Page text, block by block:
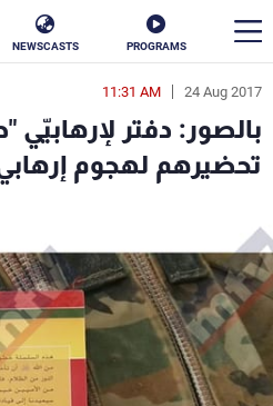
PROGRAMS
NEWSCASTS
24 Aug 2017
11:31 AM
بالصور: دفتر
تحضيرهم لهجوم
en
الأخبار
إقتصاد
منوعات
كأس العالم